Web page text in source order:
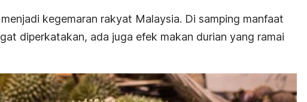
kegemaran rakyat Malaysia. Di samping manfaat
diperkatakan, ada juga efek makan durian yang ramai